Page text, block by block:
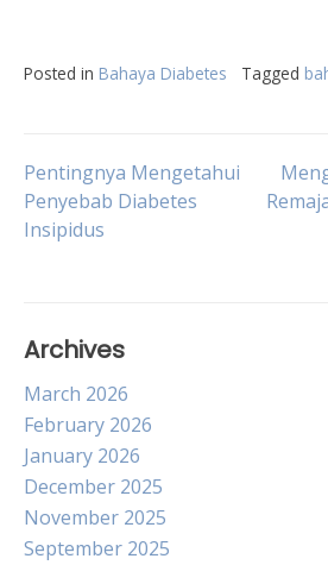
Posted in Bahaya Diabetes Tagged
Post
navigation
Pentingnya Mengetahui
Penyebab Diabetes
Insipidus
Archives
March 2026
February 2026
January 2026
December 2025
November 2025
September 2025